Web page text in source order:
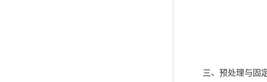
三、预处理与固